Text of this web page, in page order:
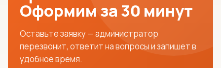
для подачи документов в социальные и
государственные учреждения;
для оформления разрешения на
Оформим за 30 минут
Оставьте заявку — администратор
перезвонит, ответит на вопросы и запишет в
удобное время.